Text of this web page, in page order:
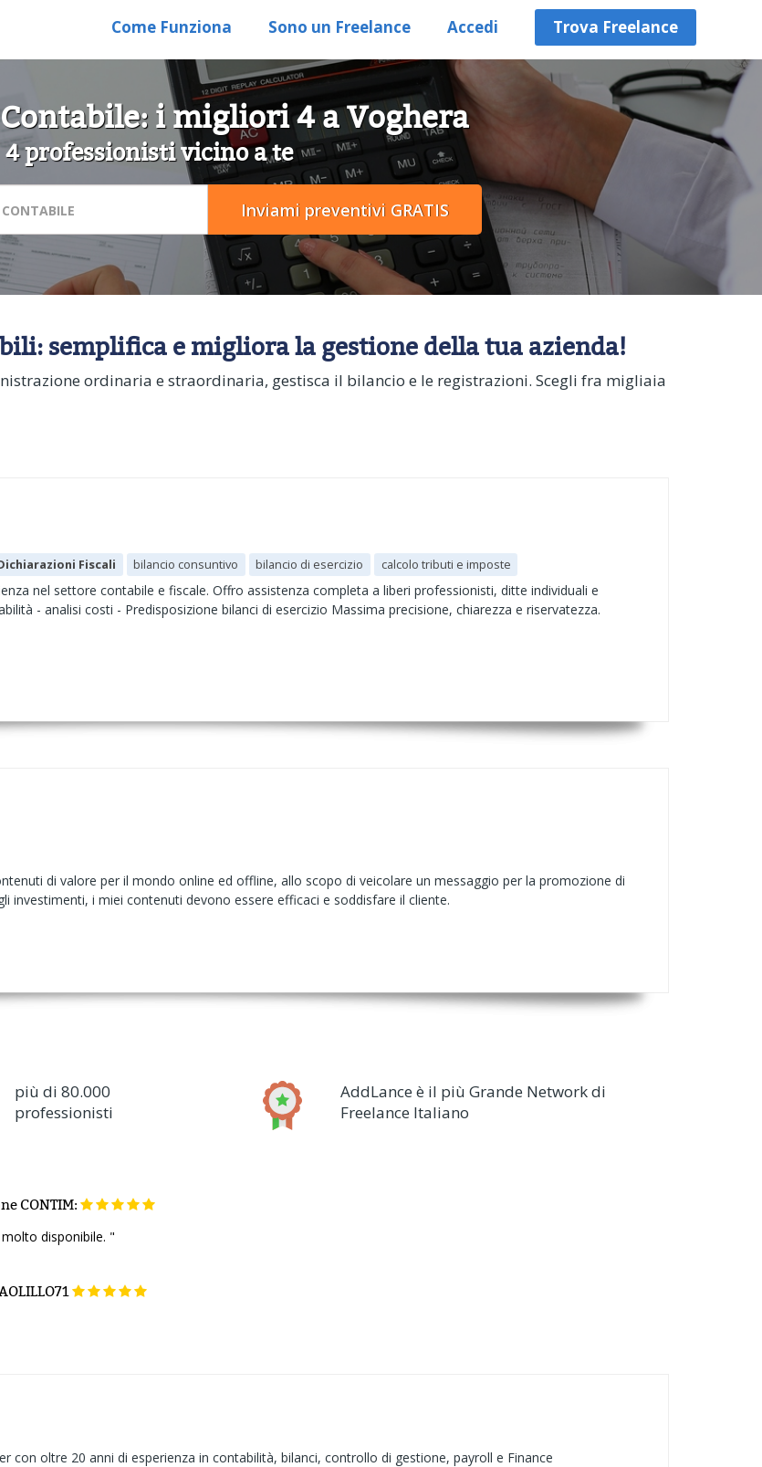
Come Funziona Sono un Freelance Accedi Trova Freelance
i migliori 4 a Voghera
4 professionisti vicino a te
semplifica e migliora la gestione della tua azienda!
ordinaria e straordinaria, gestisca il bilancio e le registrazioni. Scegli fra migliaia
Fiscali bilancio consuntivo bilancio di esercizio calcolo tributi e imposte
nel settore contabile e fiscale. Offro assistenza completa a liberi professionisti, ditte individuali e
- analisi costi - Predisposizione bilanci di esercizio Massima precisione, chiarezza e riservatezza.
di valore per il mondo online ed offline, allo scopo di veicolare un messaggio per la promozione di
investimenti, i miei contenuti devono essere efficaci e soddisfare il cliente.
più di 80.000
professionisti
AddLance è il più Grande Network di
Freelance Italiano
CONTIM:
disponibile. "
con oltre 20 anni di esperienza in contabilità, bilanci, controllo di gestione, payroll e Finance